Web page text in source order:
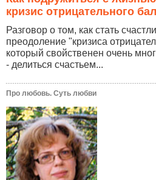
кризис отрицательного
Разговор о том, как стать
преодоление "кризиса
который свойственен очень
- делиться счастьем...
Про любовь. Суть любви